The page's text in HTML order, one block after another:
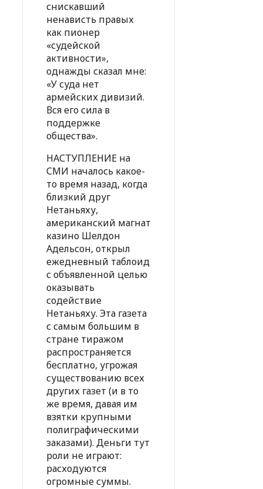
снискавший
ненависть правых
как пионер
«судейской
активности»,
однажды сказал мне:
«У суда нет
армейских дивизий.
Вся его сила в
поддержке
общества».
НАСТУПЛЕНИЕ на
СМИ началось какое-
то время назад, когда
близкий друг
Нетаньяху,
американский магнат
казино Шелдон
Адельсон, открыл
ежедневный таблоид
с объявленной целью
оказывать
содействие
Нетаньяху. Эта газета
с самым большим в
стране тиражом
распространяется
бесплатно, угрожая
существованию всех
других газет (и в то
же время, давая им
взятки крупными
полиграфическими
заказами). Деньги тут
роли не играют:
расходуются
огромные суммы.